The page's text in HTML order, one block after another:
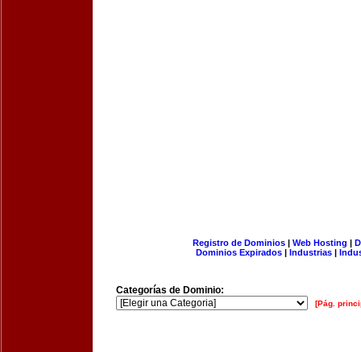
Registro de Dominios| Web Hosting |
Dominios Expirados | Industrias |
Categorías de Dominio:
[Pág.